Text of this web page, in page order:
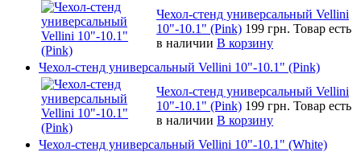
Чехол-стенд универсальный Vellini
10"-10.1" (Pink) 199 грн. Товар есть
в наличии В корзину
Чехол-стенд универсальный Vellini 10"-10.1" (Pink)
Чехол-стенд универсальный Vellini
10"-10.1" (Pink) 199 грн. Товар есть
в наличии В корзину
Чехол-стенд универсальный Vellini 10"-10.1" (White)